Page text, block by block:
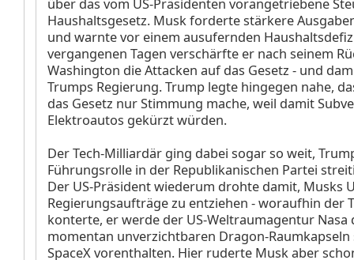
über das vom US-Präsidenten vorangetriebene
Haushaltsgesetz. Musk forderte stärkere
und warnte vor einem ausufernden
vergangenen Tagen verschärfte er nach seinem
Washington die Attacken auf das Gesetz - und
Trumps Regierung. Trump legte hingegen nahe,
das Gesetz nur Stimmung mache, weil damit
Elektroautos gekürzt würden.
Der Tech-Milliardär ging dabei sogar so weit,
Führungsrolle in der Republikanischen Partei
Der US-Präsident wiederum drohte damit, Musks
Regierungsaufträge zu entziehen - woraufhin der
konterte, er werde der US-Weltraumagentur Nasa
momentan unverzichtbaren Dragon-Raumkapseln
SpaceX vorenthalten. Hier ruderte Musk aber